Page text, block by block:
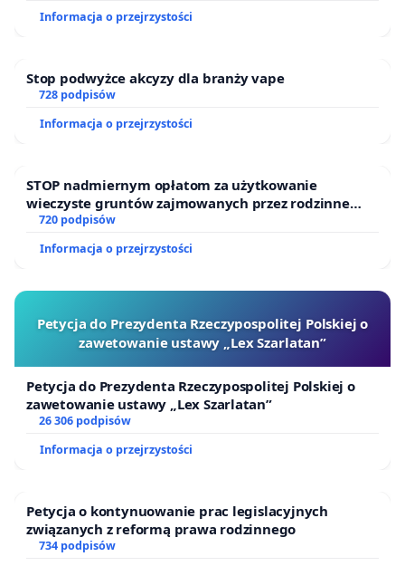
Informacja o przejrzystości
Stop podwyżce akcyzy dla branży vape
728 podpisów
Informacja o przejrzystości
STOP nadmiernym opłatom za użytkowanie
wieczyste gruntów zajmowanych przez rodzinne
ogrody działkowe.
720 podpisów
Informacja o przejrzystości
Petycja do Prezydenta Rzeczypospolitej Polskiej o
zawetowanie ustawy „Lex Szarlatan”
Petycja do Prezydenta Rzeczypospolitej Polskiej o
zawetowanie ustawy „Lex Szarlatan”
26 306 podpisów
Informacja o przejrzystości
Petycja o kontynuowanie prac legislacyjnych
związanych z reformą prawa rodzinnego
734 podpisów